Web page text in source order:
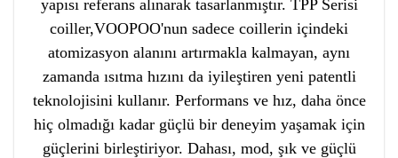
yapısı referans alınarak tasarlanmıştır. TPP Serisi
coiller,VOOPOO'nun sadece coillerin içindeki
atomizasyon alanını artırmakla kalmayan, aynı
zamanda ısıtma hızını da iyileştiren yeni patentli
teknolojisini kullanır. Performans ve hız, daha önce
hiç olmadığı kadar güçlü bir deneyim yaşamak için
güçlerini birleştiriyor. Dahası, mod, şık ve güçlü